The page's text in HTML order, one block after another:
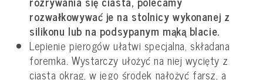
rozwałkowywać je na stolnicy wykonanej z
silikonu lub na podsypanym mąką blacie.
Lepienie pierogów ułatwi specjalna, składana
foremka. Wystarczy ułożyć na niej wycięty z
ciasta okrąg, w jego środek nałożyć farsz, a